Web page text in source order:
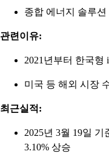
종합 에너지 솔루션
관련이유:
2021년부터 한국형
미국 등 해외 시장
최근실적:
2025년 3월 19일 기
3.10% 상승